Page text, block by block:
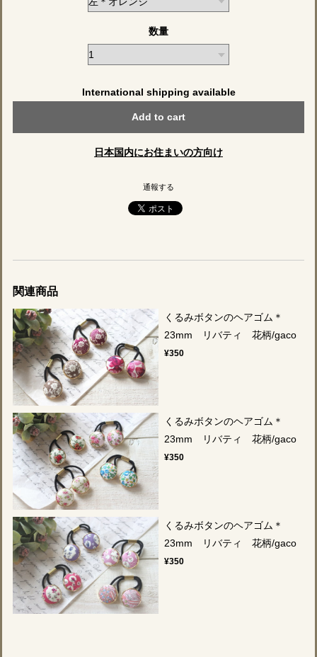
数量
International shipping available
Add to cart
日本国内にお住まいの方向け
通報する
関連商品
くるみボタンのヘアゴム＊
23mm リバティ 花柄/gaco
¥350
くるみボタンのヘアゴム＊
23mm リバティ 花柄/gaco
¥350
くるみボタンのヘアゴム＊
23mm リバティ 花柄/gaco
¥350